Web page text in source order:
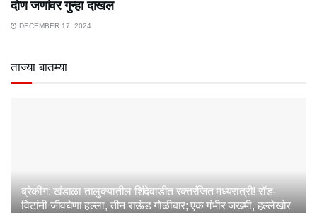
दोण जणांवर गुन्हा दाखल
DECEMBER 17, 2024
ताज्या बातम्या
ब्रेकींग: खंडाळा तालुक्यातील शिंदेवाडीत रक्तरंजित मध्यरात्री! रॉड-
विटांनी जीवघेणा हल्ला, तीन राऊंड गोळीबार; एक गंभीर जखमी, हल्लेखोर